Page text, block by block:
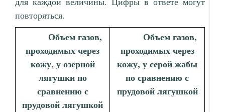
повторяться.
Объем газов,
проходимых через
кожу, у озерной
лягушки по
сравнению с
прудовой лягушкой
Объем газов,
проходимых через
кожу, у серой жабы
по сравнению с
прудовой лягушкой